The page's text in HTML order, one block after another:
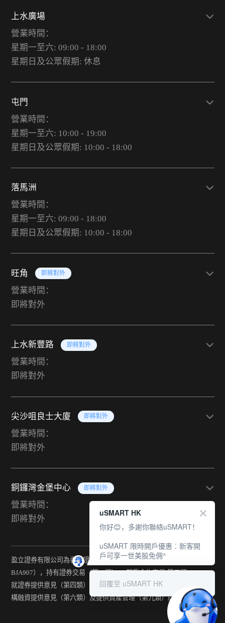
上水廣場
營業時間：
星期一至六: 09:00 - 18:00
星期日及公眾假期: 休息
屯門
營業時間：
星期一至六: 10:00 - 19:00
星期日及公眾假期: 10:00 - 18:00
落馬洲
營業時間：
星期一至六: 09:00 - 18:00
星期日及公眾假期: 10:00 - 18:00
旺角 即將對外
營業時間：
即將對外
上水新豐路 即將對外
營業時間：
即將對外
尖沙咀良士大廈 即將對外
營業時間：
即將對外
銅鑼灣金堡中心 即將對外
營業時間：
即將對外
盈立證券有限公司為香港證監會持牌法團（中央編號：
BJA907），持有證券交易（第一類） 、期貨合約交易(第二類) 、
就證券提供意見（第四類） 、就期貨合約提供意見(第五類) 、就機
構融資提供意見（第六類）及提供資產管理（第九類）牌照。
uSMART HK
你好😊，多謝你聯絡uSMART！
uSMART 限時開戶優惠︰新客開
戶可享一世美股免佣^
回覆至 uSMART HK